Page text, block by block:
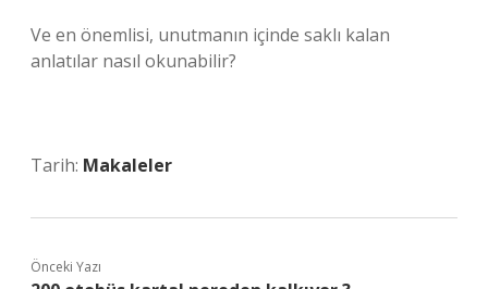
Ve en önemlisi, unutmanın içinde saklı kalan
anlatılar nasıl okunabilir?
Tarih: Makaleler
Önceki Yazı